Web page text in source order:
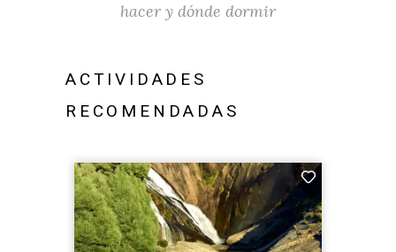
hacer y dónde dormir
ACTIVIDADES
RECOMENDADAS